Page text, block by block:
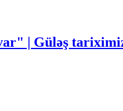
| Güləş